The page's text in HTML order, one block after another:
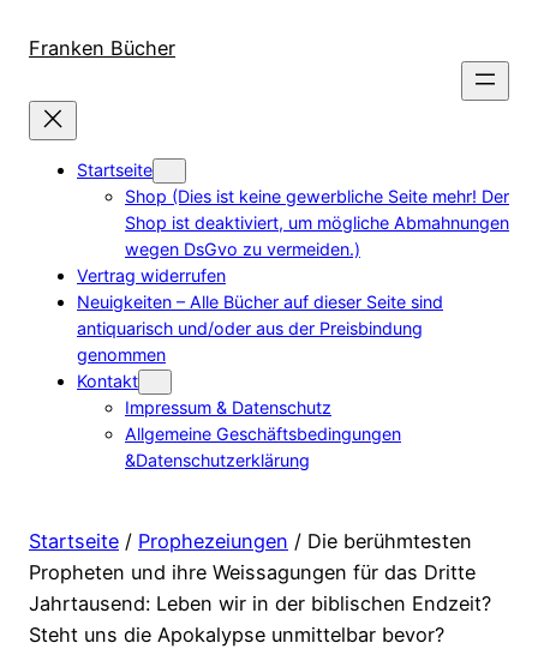
zum
wechseln
Franken Bücher
Startseite
Shop (Dies ist keine gewerbliche Seite mehr! Der
Shop ist deaktiviert, um mögliche Abmahnungen
wegen DsGvo zu vermeiden.)
Vertrag widerrufen
Neuigkeiten – Alle Bücher auf dieser Seite sind
antiquarisch und/oder aus der Preisbindung
genommen
Kontakt
Impressum & Datenschutz
Allgemeine Geschäftsbedingungen
&Datenschutzerklärung
Startseite / Prophezeiungen / Die berühmtesten
Propheten und ihre Weissagungen für das Dritte
Jahrtausend: Leben wir in der biblischen Endzeit?
Steht uns die Apokalypse unmittelbar bevor?